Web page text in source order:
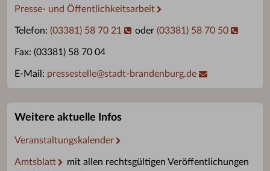
Presse- und Öffentlichkeitsarbeit
Telefon: (03381) 58 70 21 oder (03381) 58 70 50
Fax: (03381) 58 70 04
E-Mail: pressestelle@stadt-brandenburg.de
Weitere aktuelle Infos
Veranstaltungskalender
Amtsblatt
mit allen rechtsgültigen Veröffentlichungen